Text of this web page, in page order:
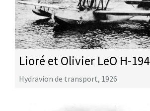
Lioré et Olivier LeO H-194
Hydravion de transport, 1926